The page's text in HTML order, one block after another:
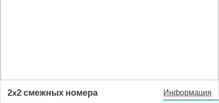
2x2 смежных номера
Информация